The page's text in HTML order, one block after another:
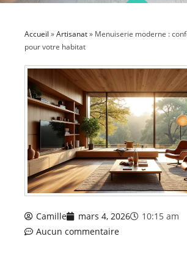
Accueil »Artisanat» Menuiserie moderne :
pour votre habitat
Camille mars 4, 2026
10:15 am
Aucun commentaire